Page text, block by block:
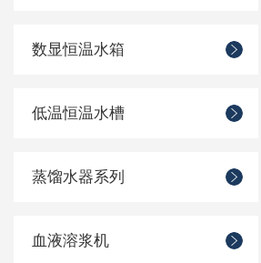
数显恒温水箱
低温恒温水槽
蒸馏水器系列
血液溶浆机